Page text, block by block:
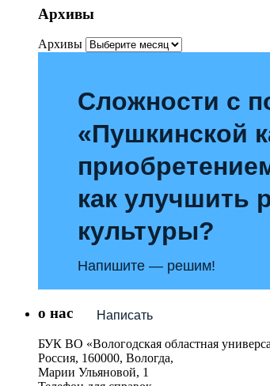
Архивы
Архивы
Сложности с
«Пушкинской
как улучшить
культуры?
Напишите — решим!
Написать
о нас
БУК ВО «Вологодская областная
Россия, 160000, Вологда,
Марии Ульяновой, 1